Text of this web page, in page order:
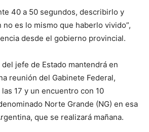
40 a 50 segundos, describirlo y
es lo mismo que haberlo vivido”,
desde el gobierno provincial.
del jefe de Estado mantendrá en
reunión del Gabinete Federal,
17 y un encuentro con 10
Norte Grande (NG) en esa
que se realizará mañana.